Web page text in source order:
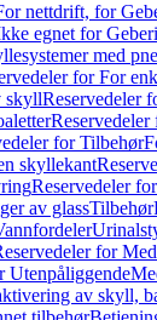
nettdrift, for
egnet for
med
for For
skyllReservedeler
for Tilbehør
skyllekant
Reservedeler
av glassTilbehør
for
Utenpåliggende
av skyll,